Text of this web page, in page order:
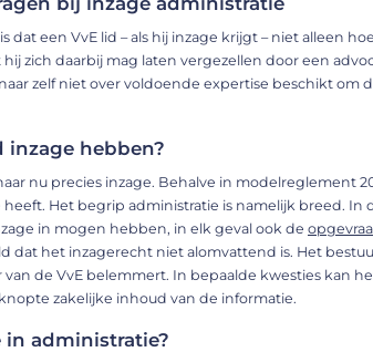
dat een VvE lid – als hij inzage krijgt – niet alleen
zich daarbij mag laten vergezellen door een
zelf niet over voldoende expertise beschikt om
inzage hebben?
nu precies inzage. Behalve in modelreglement
Het begrip administratie is namelijk breed. In
in mogen hebben, in elk geval ook de
dat het inzagerecht niet alomvattend is. Het
de VvE belemmert. In bepaalde kwesties kan
zakelijke inhoud van de informatie.
in administratie?